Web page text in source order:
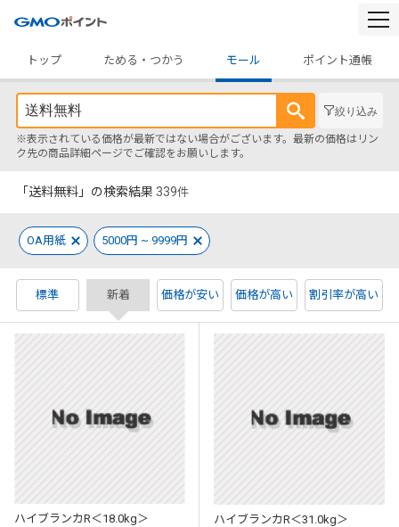
トップ
ためる・つかう モール ポイント通帳
絞り込み
※表示されている価格が最新ではない場合がございます。最新の価格はリン
ク先の商品詳細ページでご確認をお願いします。
「送料無料」の検索結果 339件
OA用紙 5000円 ~ 9999円
標準 新着 価格が安い 価格が高い 割引率が高い
ハイブランカR＜18.0kg＞
ハイブランカR＜31.0kg＞